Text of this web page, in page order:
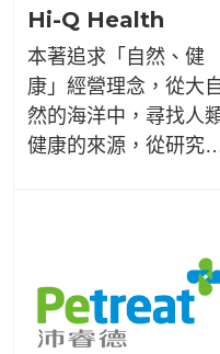
Hi-Q Health
本著追求「自然、健
康」經營理念，從大
然的海洋中，尋找人
健康的來源，從研究
所技術合作，利用生物
精萃技術研發出品質更
純淨，高濃度的「小分